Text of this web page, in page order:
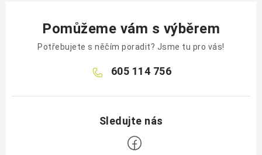
Pomůžeme vám s výběrem
Potřebujete s něčím poradit? Jsme tu pro vás!
605 114 756